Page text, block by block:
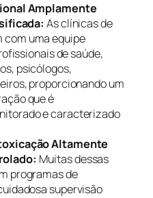
Amplamente
As clínicas de
uma equipe
de saúde,
psicólogos,
proporcionando um
que é
e caracterizado
Altamente
Muitas dessas
programas de
supervisão